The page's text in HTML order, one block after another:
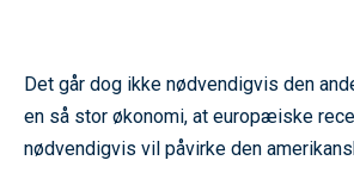
Det går dog ikke nødvendigvis den
en så stor økonomi, at europæiske
nødvendigvis vil påvirke den